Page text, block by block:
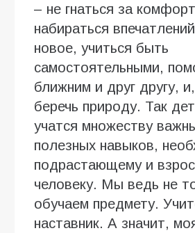
– не гнаться за
набираться
новое, учиться быть
самостоятельными,
ближним и друг другу,
беречь природу. Так
учатся множеству
полезных навыков,
подрастающему и
человеку. Мы ведь не
обучаем предмету.
наставник. А значит,